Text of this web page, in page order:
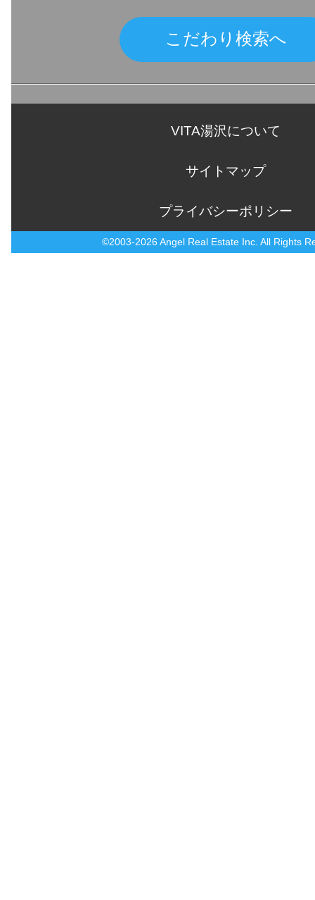
こだわり検索へ
VITA湯沢について
サイトマップ
プライバシーポリシー
©2003-2026 Angel Real Estate Inc. All Rights